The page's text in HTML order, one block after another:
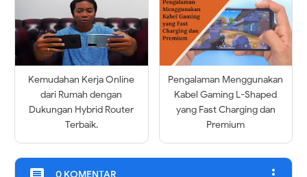
Kemudahan Kerja Online
dari Rumah dengan
Dukungan Hybrid Router
Terbaik.
Pengalaman Menggunakan
Kabel Gaming L-Shaped
yang Fast Charging dan
Premium
0 KOMENTAR